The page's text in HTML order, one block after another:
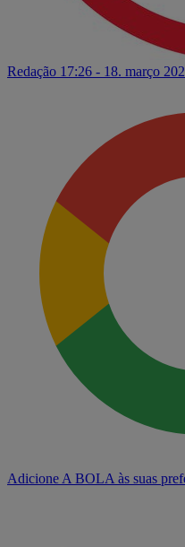
Redação 17:26 - 18. março
Adicione A BOLA às suas